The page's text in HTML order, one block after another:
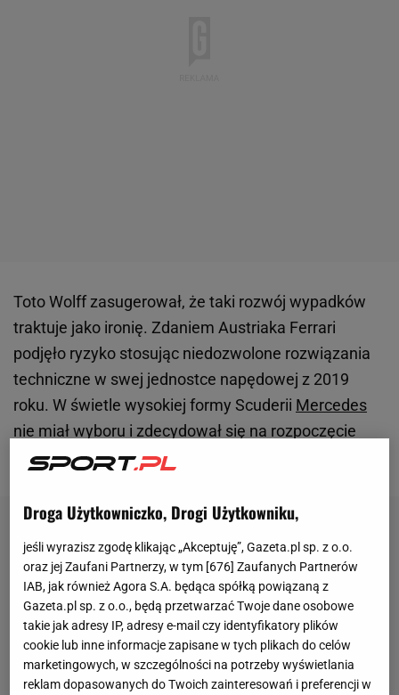
Toto Wolff zasugerował, że taki rozwój wypadków
traktuje jako ironię. Zdaniem Austriaka Ferrari
podjęło ryzyko stosując niedozwolone rozwiązania
techniczne w swej jednostce napędowej z 2019
roku. W świetle wysokiej formy Scuderii Mercedes
nie miał wyboru i zdecydował się na rozpoczęcie
totalnego wyścigu zbrojeń.
Droga Użytkowniczko, Drogi Użytkowniku,
jeśli wyrazisz zgodę klikając „Akceptuję”, Gazeta.pl sp. z o.o.
oraz jej Zaufani Partnerzy, w tym [676] Zaufanych Partnerów
IAB, jak również Agora S.A. będąca spółką powiązaną z
Gazeta.pl sp. z o.o., będą przetwarzać Twoje dane osobowe
takie jak adresy IP, adresy e-mail czy identyfikatory plików
cookie lub inne informacje zapisane w tych plikach do celów
marketingowych, w szczególności na potrzeby wyświetlania
reklam dopasowanych do Twoich zainteresowań i preferencji w